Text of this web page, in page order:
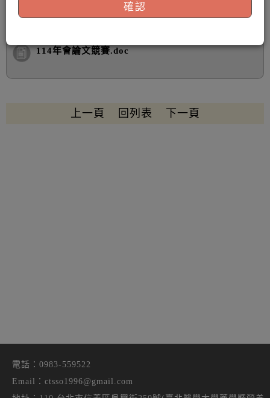
檔案下載
114年會論文競賽.doc
上一頁 回列表 下一頁
電話： 0983-559522
Email： ctsso1996@gmail.com
確認